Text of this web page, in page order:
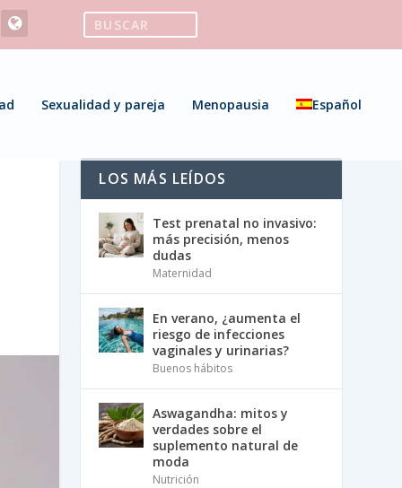
Sexualidad y pareja Menopausia Español
LOS MÁS LEÍDOS
Test prenatal no invasivo:
más precisión, menos
dudas
Maternidad
En verano, ¿aumenta el
riesgo de infecciones
vaginales y urinarias?
Buenos hábitos
Aswagandha: mitos y
verdades sobre el
suplemento natural de
moda
Nutrición